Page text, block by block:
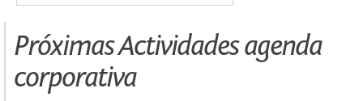
Próximas Actividades agenda
corporativa